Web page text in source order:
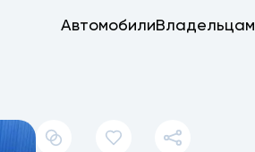
АвтомобилиВладельцам